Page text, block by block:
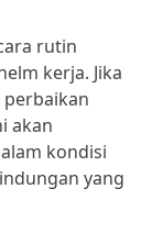
rutin
kerja. Jika
akan
kondisi
yang